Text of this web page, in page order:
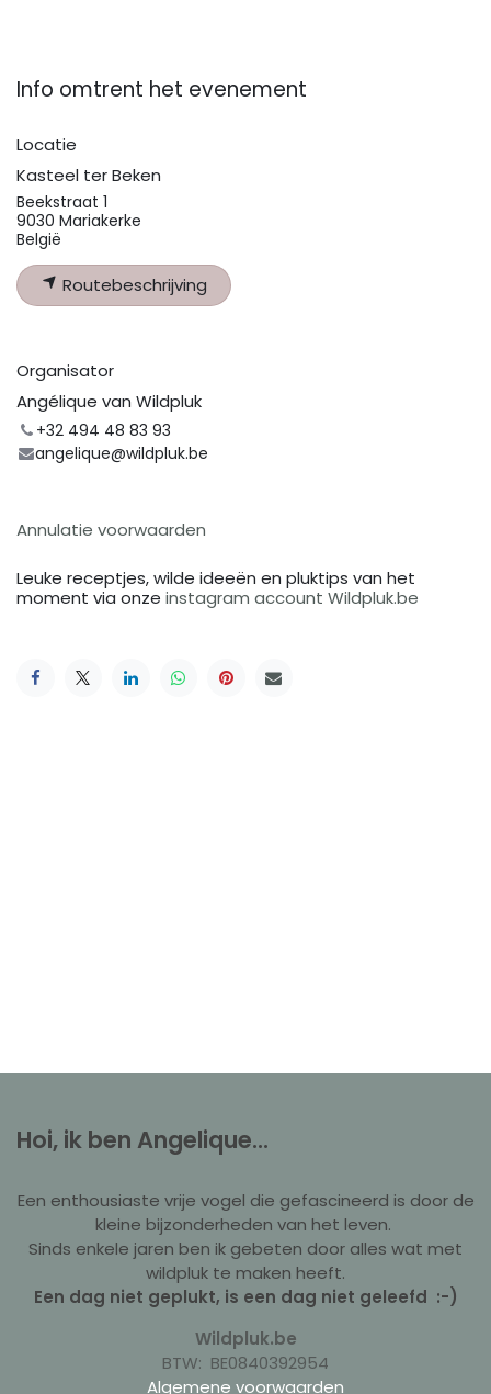
Info omtrent het evenement
Locatie
Kasteel ter Beken
Beekstraat 1
9030 Mariakerke
België
Routebeschrijving
Organisator
Angélique van Wildpluk
+32 494 48 83 93
angelique@wildpluk.be
Annulatie voorwaarden
Leuke receptjes, wilde ideeën en pluktips van het
moment via onze instagram account Wildpluk.be
Hoi, ik ben Angelique...
Een enthousiaste vrije vogel die gefascineerd is door de
kleine bijzonderheden van het leven.
Sinds enkele jaren ben ik gebeten door alles wat met
wildpluk te maken heeft.
Een dag niet geplukt, is een dag niet geleefd :-)
Wildpluk.be
BTW: BE0840392954
Algemene voorwaarden